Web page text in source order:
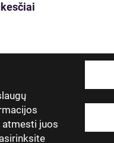
atmesti juos